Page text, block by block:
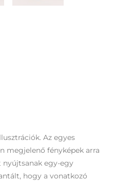
Az egyes
megjelenő fényképek arra
egy-egy
hogy a vonatkozó